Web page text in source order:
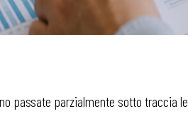
passate parzialmente sotto traccia le